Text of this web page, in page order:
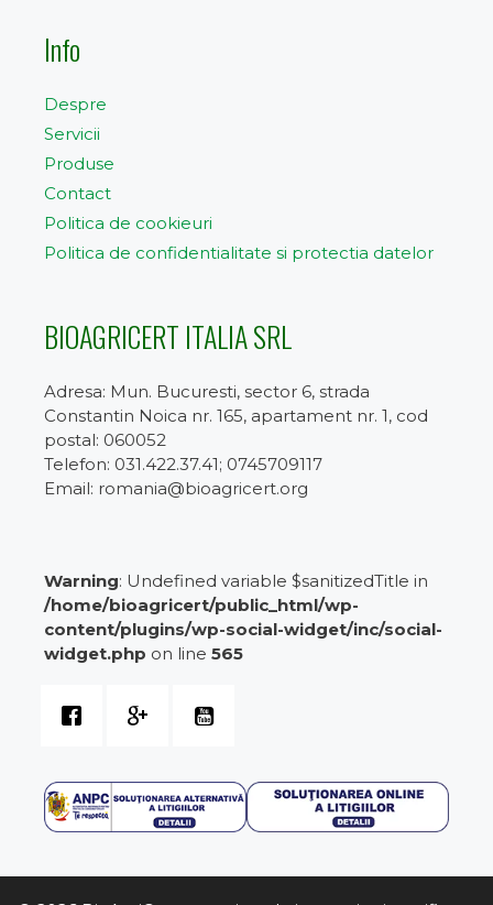
Info
Despre
Servicii
Produse
Contact
Politica de cookieuri
Politica de confidentialitate si protectia datelor
BIOAGRICERT ITALIA SRL
Adresa: Mun. Bucuresti, sector 6, strada
Constantin Noica nr. 165, apartament nr. 1, cod
postal: 060052
Telefon: 031.422.37.41; 0745709117
Email: romania@bioagricert.org
Warning: Undefined variable $sanitizedTitle in
/home/bioagricert/public_html/wp-
content/plugins/wp-social-widget/inc/social-
widget.php on line 565